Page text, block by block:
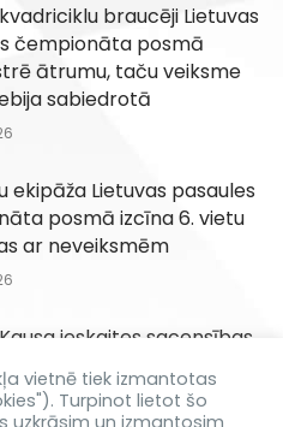
braucēji Lietuvas
čempionāta posmā
ātrumu, taču veiksme
sabiedrotā
ekipāža Lietuvas pasaules
posmā izcīna 6. vietu
ar neveiksmēm
ieskaites sacensības
un QIesācēji klasēm
29.08.2026
vietnē tiek izmantotas
Turpinot lietot šo
uzkrāsim un izmantosim